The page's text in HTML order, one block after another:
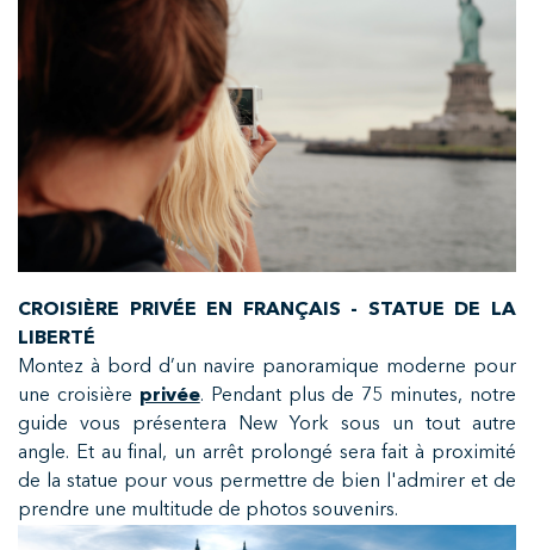
CROISIÈRE PRIVÉE EN FRANÇAIS - STATUE DE LA
LIBERTÉ
Montez à bord d’un navire panoramique moderne pour
une croisière privée. Pendant plus de 75 minutes, notre
guide vous présentera New York sous un tout autre
angle. Et au final, un arrêt prolongé sera fait à proximité
de la statue pour vous permettre de bien l'admirer et de
prendre une multitude de photos souvenirs.